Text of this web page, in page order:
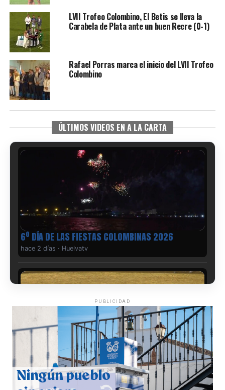
LVII Trofeo Colombino, El Betis se lleva la
Carabela de Plata ante un buen Recre (0-1)
Rafael Porras marca el inicio del LVII Trofeo
Colombino
ÚLTIMOS VIDEOS EN A LA CARTA
6º DÍA DE LAS FIESTAS COLOMBINAS 2026
hace 2 días · Huelvatv
QUINTA CORRIDA DE LAS FIESTAS COLOMBINAS
2026
hace 3 días·Huelvatv
PUBLICIDAD